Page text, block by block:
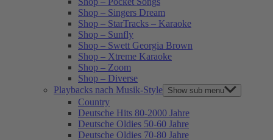
Shop – Singers Dream
Shop – StarTracks – Karaoke
Shop – Sunfly
Shop – Swett Georgia Brown
Shop – Xtreme Karaoke
Shop – Zoom
Shop – Diverse
Playbacks nach Musik-Style Show sub menu
Country
Deutsche Hits 80-2000 Jahre
Deutsche Oldies 50-60 Jahre
Deutsche Oldies 70-80 Jahre